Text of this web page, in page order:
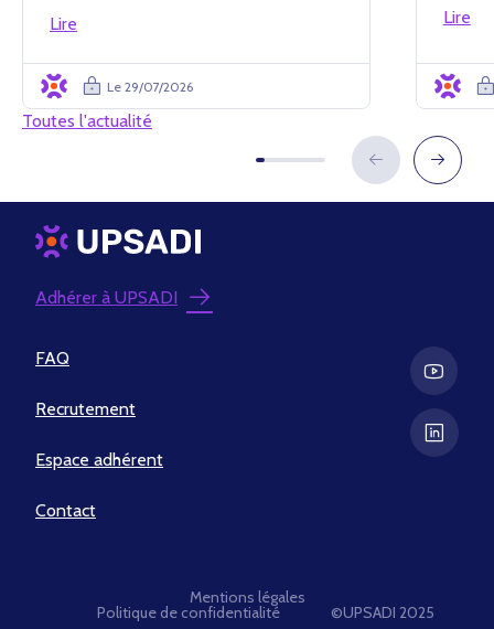
renouvellement d'inscription et
Lire
Le 29/07/2026
Lire
Toutes l'actualité
Adhérer à UPSADI
FAQ
Recrutement
Espace adhérent
Contact
Mentions légales
Politique de confidentialité ©UPSADI 2025